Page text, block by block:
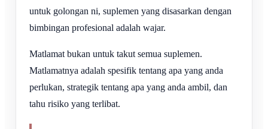
untuk golongan ni, suplemen yang disasarkan dengan
bimbingan profesional adalah wajar.
Matlamat bukan untuk takut semua suplemen.
Matlamatnya adalah spesifik tentang apa yang anda
perlukan, strategik tentang apa yang anda ambil, dan
tahu risiko yang terlibat.